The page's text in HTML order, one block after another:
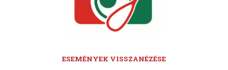
ESEMÉNYEK VISSZANÉZÉSE